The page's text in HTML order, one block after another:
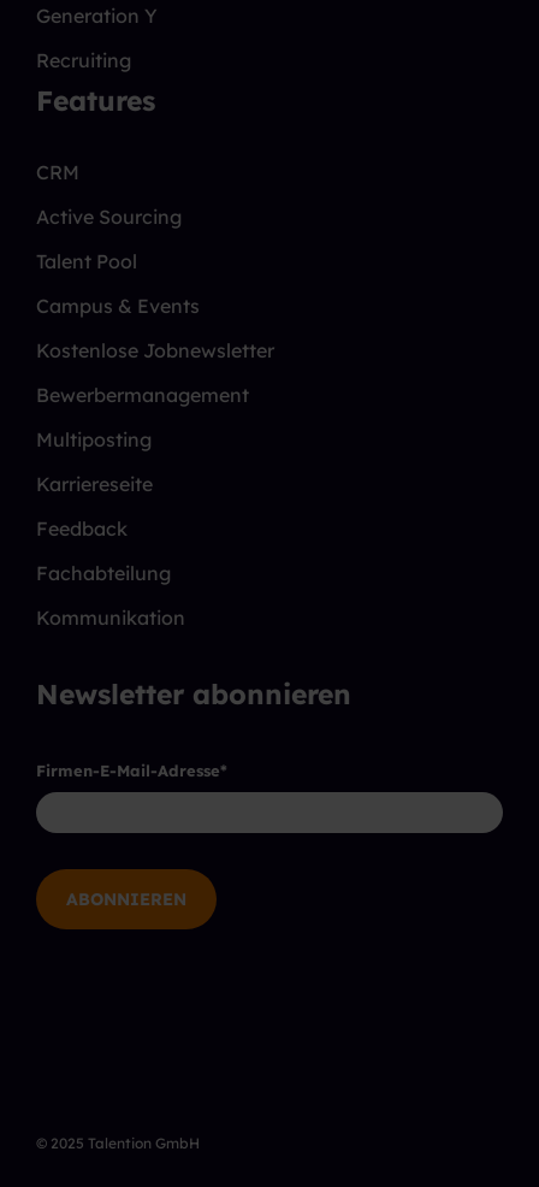
Generation Y
Recruiting
Features
CRM
Active Sourcing
Talent Pool
Campus & Events
Kostenlose Jobnewsletter
Bewerbermanagement
Multiposting
Karriereseite
Feedback
Fachabteilung
Kommunikation
Newsletter abonnieren
Firmen-E-Mail-Adresse*
© 2025 Talention GmbH